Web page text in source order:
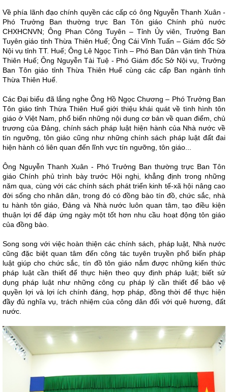
Về phía lãnh đạo chính quyền các cấp có ông Nguyễn Thanh Xuân -
Phó Trưởng Ban thường trực Ban Tôn giáo Chính phủ nước
CHXHCNVN; Ông Phan Công Tuyên – Tỉnh Ủy viên, Trưởng Ban
Tuyên giáo tỉnh Thừa Thiên Huế; Ông Cái Vĩnh Tuấn – Giám đốc Sở
Nội vụ tỉnh TT. Huế; Ông Lê Ngọc Tình – Phó Ban Dân vận tỉnh Thừa
Thiên Huế; Ông Nguyễn Tài Tuệ - Phó Giám đốc Sở Nội vụ, Trưởng
Ban Tôn giáo tỉnh Thừa Thiên Huế cùng các cấp Ban ngành tỉnh
Thừa Thiên Huế.
Các Đại biểu đã lắng nghe Ông Hồ Ngọc Chương – Phó Trưởng Ban
Tôn giáo tỉnh Thừa Thiên Huế giới thiệu khái quát về tình hình tôn
giáo ở Việt Nam, phổ biến những nội dung cơ bản về quan điểm, chủ
trương của Đảng, chính sách pháp luật hiện hành của Nhà nước về
tín ngưỡng, tôn giáo cũng như những chính sách pháp luật đất đai
hiện hành có liên quan đến lĩnh vực tín ngưỡng, tôn giáo...
Ông Nguyễn Thanh Xuân - Phó Trưởng Ban thường trực Ban Tôn
giáo Chính phủ trình bày trước Hội nghị, khẳng định trong những
năm qua, cùng với các chính sách phát triển kinh tế-xã hội nâng cao
đời sống cho nhân dân, trong đó có đồng bào tín đồ, chức sắc, nhà
tu hành tôn giáo, Đảng và Nhà nước luôn quan tâm, tạo điều kiện
thuận lợi để đáp ứng ngày một tốt hơn nhu cầu hoạt động tôn giáo
của đồng bào.
Song song với việc hoàn thiện các chính sách, pháp luật, Nhà nước
cũng đặc biệt quan tâm đến công tác tuyên truyền phổ biến pháp
luật giúp cho chức sắc, tín đồ tôn giáo nắm được những kiến thức
pháp luật cần thiết để thực hiện theo quy định pháp luật; biết sử
dụng pháp luật như những công cụ pháp lý cần thiết để bảo vệ
quyền lợi và lợi ích chính đáng, hợp pháp, đồng thời để thực hiện
đầy đủ nghĩa vụ, trách nhiệm của công dân đối với quê hương, đất
nước.